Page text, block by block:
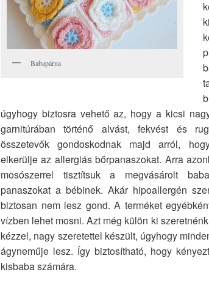
Babapárna
úgyhogy biztosra vehető az, hogy a kicsi
garnitúrában történő alvást, fekvést és
összetevők gondoskodnak majd arról,
elkerülje az allergiás bőrpanaszokat. Arra
mosószerrel tisztítsuk a megvásárolt
panaszokat a bébinek. Akár hipoallergén
biztosan nem lesz gond. A terméket
vízben lehet mosni. Azt még külön ki
kézzel, nagy szeretettel készült, úgyhogy
ágyneműje lesz. Így biztosítható, hogy
kisbaba számára.